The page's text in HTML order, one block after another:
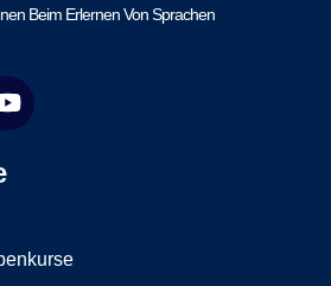
Beim Erlernen Von Sprachen
Y
o
t
e